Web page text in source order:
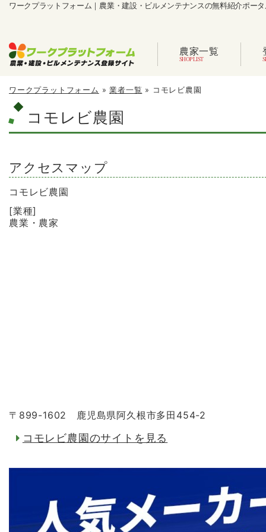
ワークプラットフォーム｜農業・建設・ビルメンテナンスの無料紹介ポー
農家一覧
ワークプラットフォーム »業者一覧 » コモレビ農園
コモレビ農園
アクセスマップ
コモレビ農園
[業種]
農業・農家
〒899-1602 鹿児島県阿久根市多田454-2
コモレビ農園のサイトを見る